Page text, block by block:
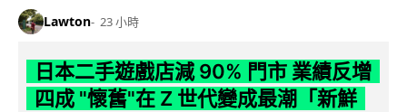
Lawton 23 小時
日本二手遊戲店減 90% 門市 業績反增
四成 "懷舊"在 Z 世代變成最潮「新鮮